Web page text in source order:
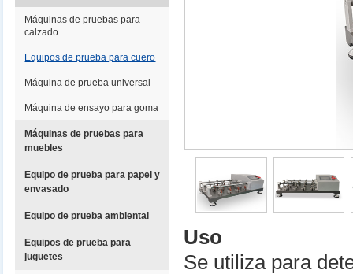
Máquinas de pruebas para
calzado
Equipos de prueba para cuero
Máquina de prueba universal
Máquina de ensayo para goma
Máquinas de pruebas para
muebles
Equipo de prueba para papel y
envasado
Equipo de prueba ambiental
Equipos de prueba para
juguetes
Uso
Se utiliza para